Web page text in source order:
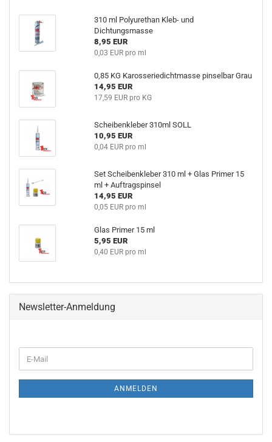
310 ml Polyurethan Kleb- und
Dichtungsmasse
8,95 EUR
0,03 EUR pro ml
0,85 KG Karosseriedichtmasse pinselbar Grau
14,95 EUR
17,59 EUR pro KG
Scheibenkleber 310ml SOLL
10,95 EUR
0,04 EUR pro ml
Set Scheibenkleber 310 ml + Glas Primer 15
ml + Auftragspinsel
14,95 EUR
0,05 EUR pro ml
Glas Primer 15 ml
5,95 EUR
0,40 EUR pro ml
Newsletter-Anmeldung
ZUR
E-
Mail
ANMELDEN